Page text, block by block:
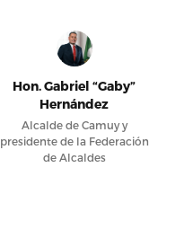
Hon. Gabriel “Gaby”
Hernández
Alcalde de Camuy y
presidente de la Federación
de Alcaldes